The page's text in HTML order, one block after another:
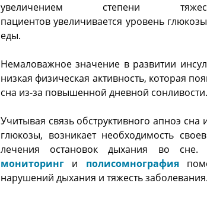
увеличением степени
пациентов увеличивается уровень
еды.
Немаловажное значение в развитии
низкая физическая активность, которая
сна из-за повышенной дневной сонливости.
Учитывая связь обструктивного апноэ
глюкозы, возникает необходимость
лечения остановок дыхания во сне.
мониторинг и полисомнография
нарушений дыхания и тяжесть заболевания.